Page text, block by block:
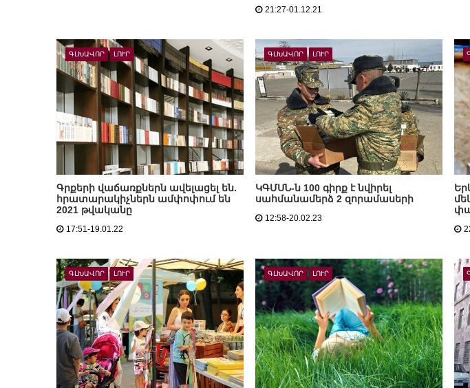
21:27-01.12.21
ԳԼԽԱՎՈՐ ԼՈՒՐ
Գրքերի վաճառքներն ավելացել են.
հրատարակիչներն ամփոփում են
2021 թվականը
17:51-19.01.22
ԳԼԽԱՎՈՐ ԼՈՒՐ
ԿԳՄՍՆ-ն 100 գիրք է նվիրել
սահմանամերձ 2 զորամասերի
12:58-20.02.23
ԳԼԽԱՎՈՐ ԼՈՒՐ ԳԼԽԱՎՈՐ ԼՈՒՐ